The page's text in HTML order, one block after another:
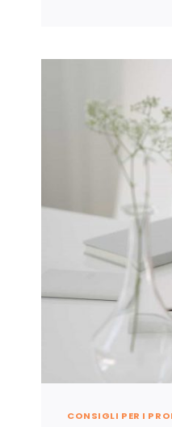
CONSIGLI PER I